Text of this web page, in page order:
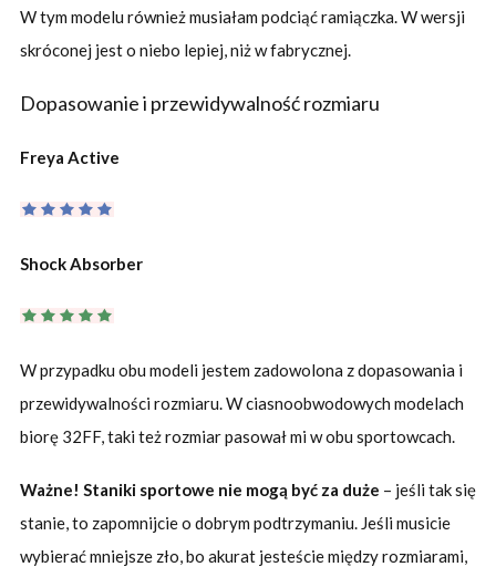
W tym modelu również musiałam podciąć ramiączka. W wersji
skróconej jest o niebo lepiej, niż w fabrycznej.
Dopasowanie i przewidywalność rozmiaru
Freya Active
Shock Absorber
W przypadku obu modeli jestem zadowolona z dopasowania i
przewidywalności rozmiaru. W ciasnoobwodowych modelach
biorę 32FF, taki też rozmiar pasował mi w obu sportowcach.
Ważne! Staniki sportowe nie mogą być za duże – jeśli tak się
stanie, to zapomnijcie o dobrym podtrzymaniu. Jeśli musicie
wybierać mniejsze zło, bo akurat jesteście między rozmiarami,